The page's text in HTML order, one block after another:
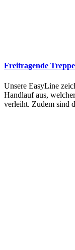
Freitragende Treppe
Unsere EasyLine
Handlauf aus,
verleiht. Zudem sind